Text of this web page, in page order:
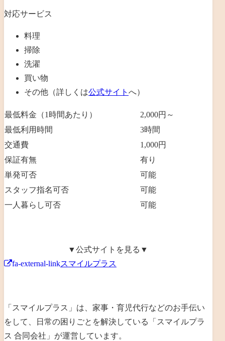
対応サービス
料理
掃除
洗濯
買い物
その他（詳しくは公式サイト へ）
最低料金（1時間あたり）
2,000円～
最低利用時間
3時間
交通費
1,000円
保証有無
有り
単発可否
可能
スタッフ指名可否
可能
一人暮らし可否
可能
▼公式サイトを見る▼
fa-external-linkスマイルプラス
「スマイルプラス」は、 家事・育児代行などのお手伝い
をして、日常の困りごとを解決している「 スマイルプラ
ス 合同会社 」が運営しています。